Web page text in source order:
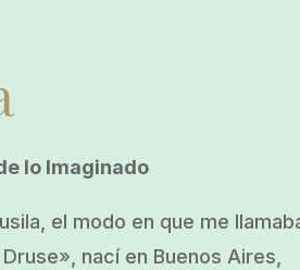
lo Imaginado
el modo en que me
nací en Buenos Aires,